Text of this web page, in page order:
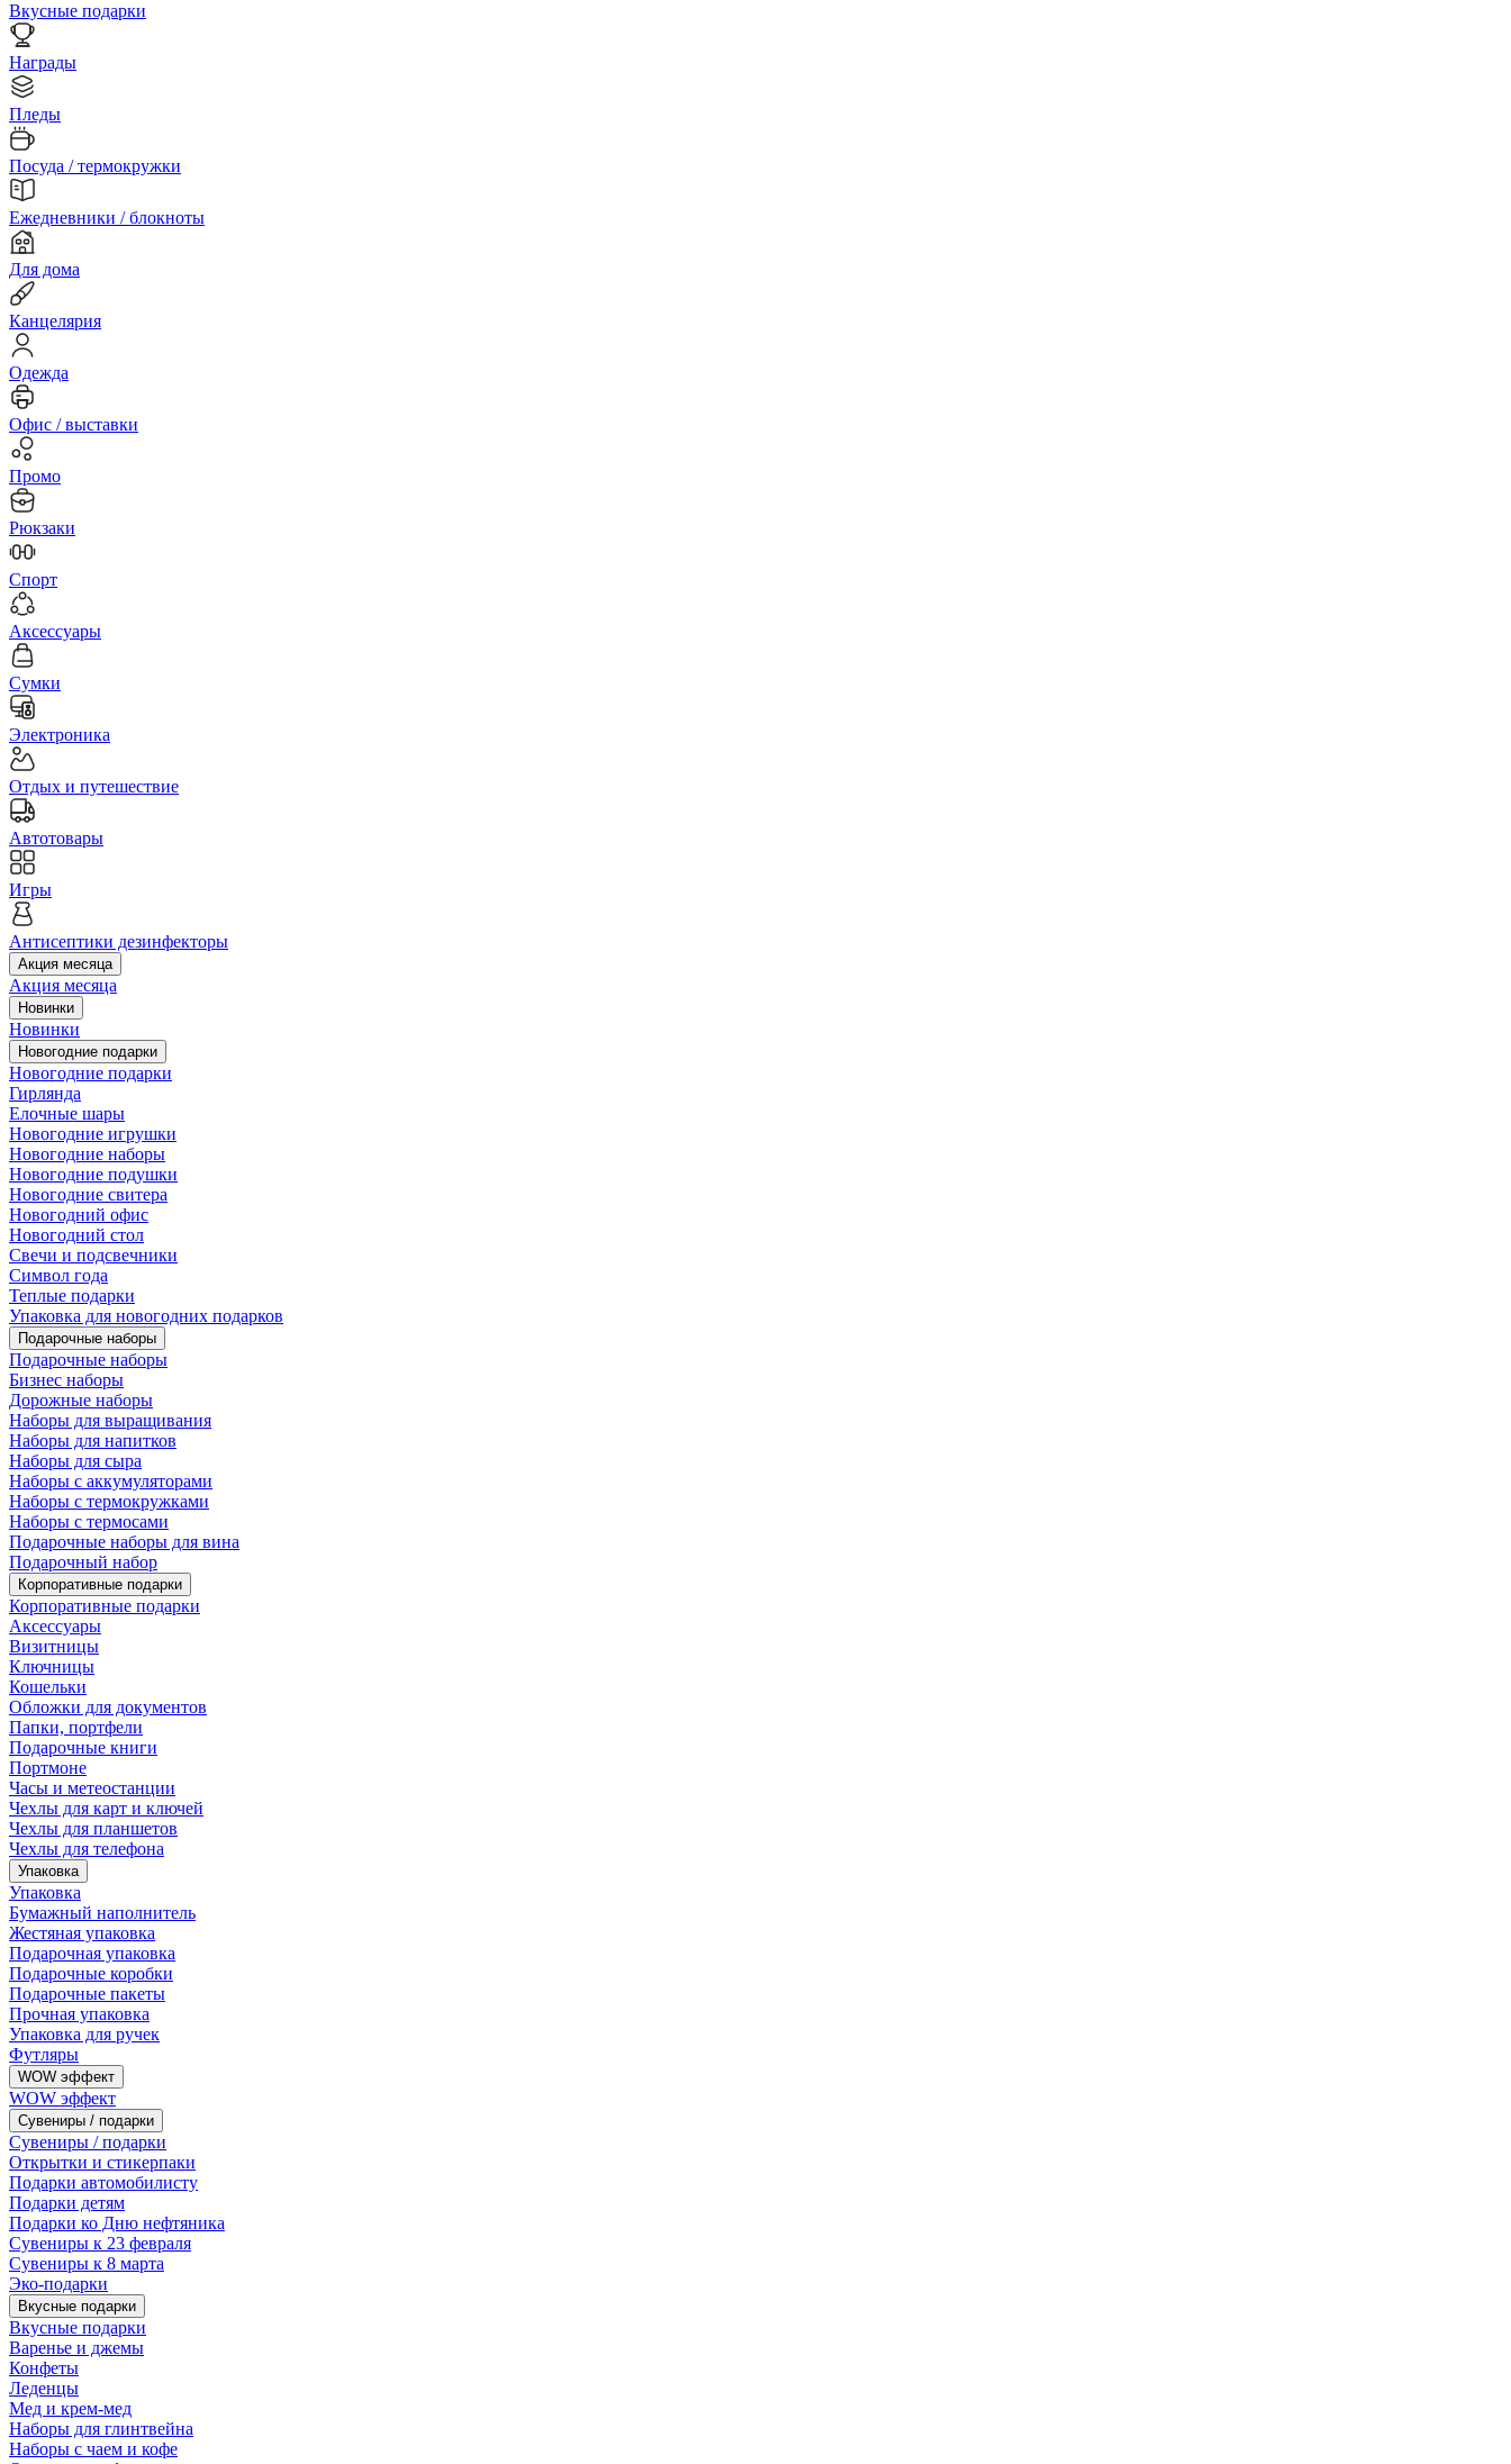
Вкусные подарки
Награды
Пледы
Посуда / термокружки
Ежедневники / блокноты
Для дома
Канцелярия
Одежда
Офис / выставки
Промо
Рюкзаки
Спорт
Аксессуары
Сумки
Электроника
Отдых и путешествие
Автотовары
Игры
Антисептики дезинфекторы
Акция месяца
Акция месяца
Новинки
Новинки
Новогодние подарки
Новогодние подарки
Гирлянда
Елочные шары
Новогодние игрушки
Новогодние наборы
Новогодние подушки
Новогодние свитера
Новогодний офис
Новогодний стол
Свечи и подсвечники
Символ года
Теплые подарки
Упаковка для новогодних подарков
Подарочные наборы
Подарочные наборы
Бизнес наборы
Дорожные наборы
Наборы для выращивания
Наборы для напитков
Наборы для сыра
Наборы с аккумуляторами
Наборы с термокружками
Наборы с термосами
Подарочные наборы для вина
Подарочный набор
Корпоративные подарки
Корпоративные подарки
Аксессуары
Визитницы
Ключницы
Кошельки
Обложки для документов
Папки, портфели
Подарочные книги
Портмоне
Часы и метеостанции
Чехлы для карт и ключей
Чехлы для планшетов
Чехлы для телефона
Упаковка
Упаковка
Бумажный наполнитель
Жестяная упаковка
Подарочная упаковка
Подарочные коробки
Подарочные пакеты
Прочная упаковка
Упаковка для ручек
Футляры
WOW эффект
WOW эффект
Сувениры / подарки
Сувениры / подарки
Открытки и стикерпаки
Подарки автомобилисту
Подарки детям
Подарки ко Дню нефтяника
Сувениры к 23 февраля
Сувениры к 8 марта
Эко-подарки
Вкусные подарки
Вкусные подарки
Варенье и джемы
Конфеты
Леденцы
Мед и крем-мед
Наборы для глинтвейна
Наборы с чаем и кофе